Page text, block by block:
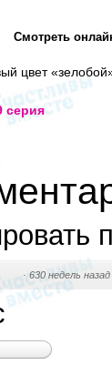
Смотреть
цвет
серия
·630 недель назад